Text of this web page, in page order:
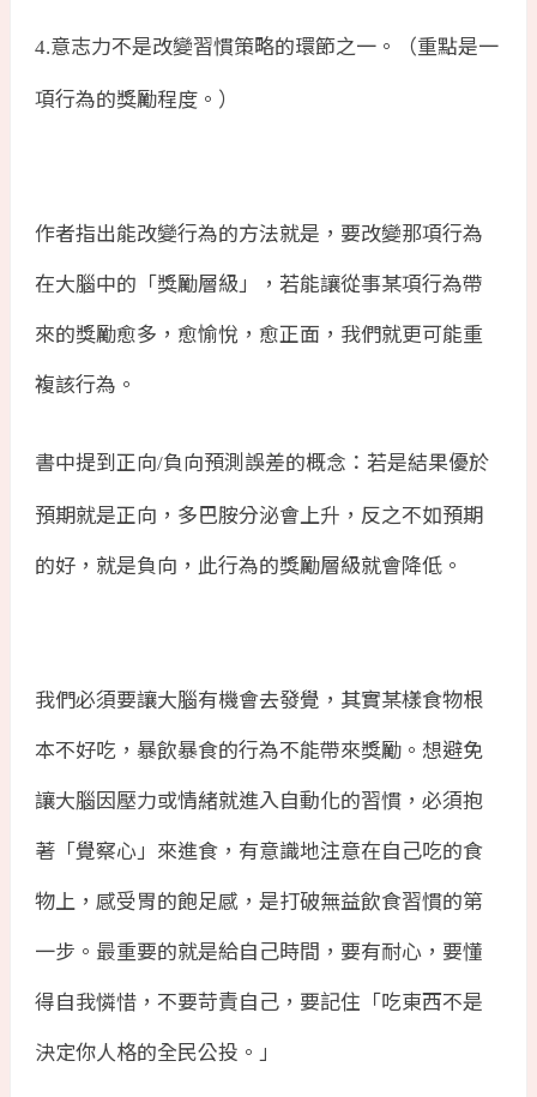
4.意志力不是改變習慣策略的環節之一。（重點是一
項行為的獎勵程度。）
作者指出能改變行為的方法就是，要改變那項行為
在大腦中的「獎勵層級」，若能讓從事某項行為帶
來的獎勵愈多，愈愉悅，愈正面，我們就更可能重
複該行為。
書中提到正向/負向預測誤差的概念：若是結果優於
預期就是正向，多巴胺分泌會上升，反之不如預期
的好，就是負向，此行為的獎勵層級就會降低。
我們必須要讓大腦有機會去發覺，其實某樣食物根
本不好吃，暴飲暴食的行為不能帶來獎勵。想避免
讓大腦因壓力或情緒就進入自動化的習慣，必須抱
著「覺察心」來進食，有意識地注意在自己吃的食
物上，感受胃的飽足感，是打破無益飲食習慣的第
一步。最重要的就是給自己時間，要有耐心，要懂
得自我憐惜，不要苛責自己，要記住「吃東西不是
決定你人格的全民公投。」